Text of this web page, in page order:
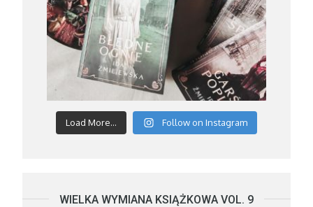
Load More... Follow on Instagram
WIELKA WYMIANA KSIĄŻKOWA VOL. 9